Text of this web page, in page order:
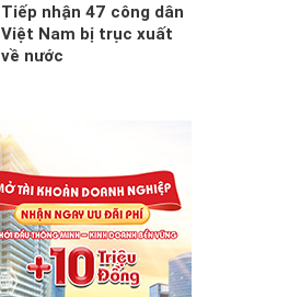
Tiếp nhận 47 công dân
Việt Nam bị trục xuất
về nước